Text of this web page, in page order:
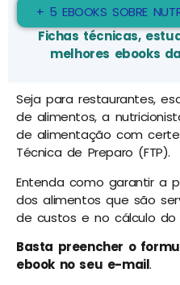
+ 5 EBOOKS SOBRE
Fichas técnicas,
melhores ebooks
Seja para restaurantes,
de alimentos, a
de alimentação com
Técnica de Preparo (FTP).
Entenda como garantir a
dos alimentos que são
de custos e no cálculo do
Basta preencher o
ebook no seu e-mail.